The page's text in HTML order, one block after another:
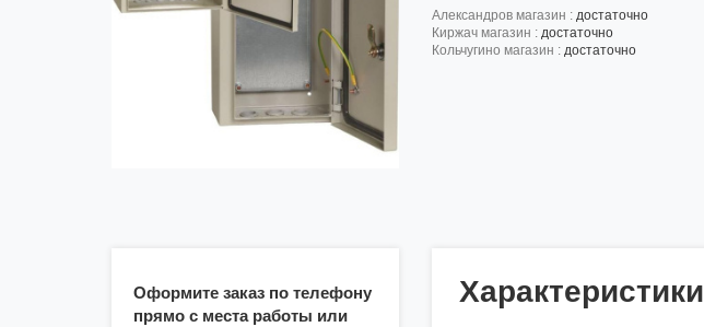
александров магазин : достаточно
киржач магазин : достаточно
кольчугино магазин : достаточно
Оформите заказ по телефону
прямо с места работы или
Характеристики